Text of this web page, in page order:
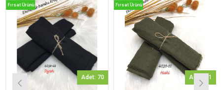
Adet: 70
Fırsat Ürünü
Adet: 51
Fırsat Ürünü